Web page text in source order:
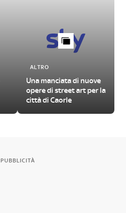
ALTRO
Una manciata di nuove
opere di street art per la
città di Caorle
PUBBLICITÀ